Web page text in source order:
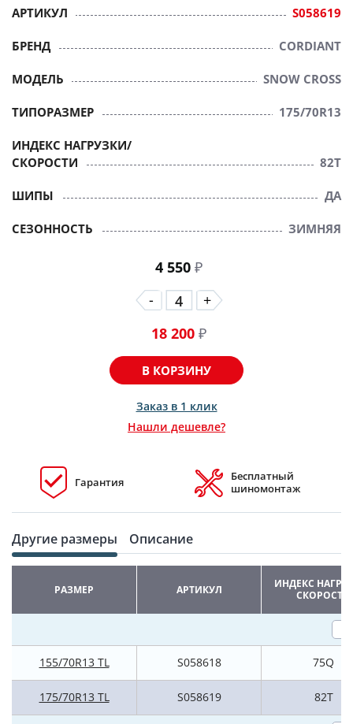
АРТИКУЛ S058619
БРЕНД CORDIANT
МОДЕЛЬ SNOW CROSS
ТИПОРАЗМЕР 175/70R13
ИНДЕКС НАГРУЗКИ/
СКОРОСТИ
82T
ШИПЫ ДА
СЕЗОННОСТЬ ЗИМНЯЯ
4 550₽
-
+
18 200 ₽
В КОРЗИНУ
Заказ в 1 клик
Нашли дешевле?
Гарантия
Бесплатный
шиномонтаж
Другие размеры Описание
РАЗМЕР АРТИКУЛ
ИНДЕКС
СКОРОСТИ
155/70R13 TL S058618 75Q
175/70R13 TL S058619 82T